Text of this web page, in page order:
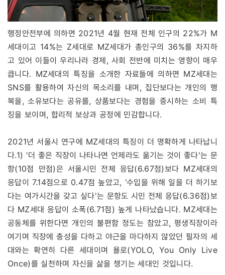
행정안전부에 의하면 2021년 4월 현재 전체 인구의 22%가 M
세대이고 14%는 Z세대로 MZ세대가 총인구의 36%를 차지하
고 있어 이들이 우리나라 경제, 사회 전반에 미치는 영향이 매우
큽니다. MZ세대의 특징을 소개한 자료들에 의하면 MZ세대는
SNS를 활용하여 자신의 목소리를 내며, 집단보다는 개인의 행
복을, 소유보다는 공유를, 상품보다는 경험을 중시하는 소비 특
징을 보이며, 합리적 보상과 공정에 민감합니다.
2021년 서울시 연구에 MZ세대의 특징이 더 명확하게 나타납니
다.1) '더 좋은 직장이 나타나면 언제라도 옮기는 것이 좋다'는 문
항(10점 만점)은 서울시민 전체 응답(6.67점)보다 MZ세대의
응답이 7.14점으로 0.47점 높았고, ‘수입을 위해 일을 더 하기보
다는 여가시간을 갖고 싶다'는 문항도 시민 전체 응답(6.36점)보
다 MZ세대 응답이 소폭(6.71점) 높게 나타났습니다. MZ세대는
공동체를 위한다면 개인의 불편함 정도는 참았고, 평생직장이라
여기며 직장에 충성을 다하고 야근을 마다하지 않았던 필자의 세
대와는 확연히 다른 세대이며 욜로(YOLO, You Only Live
Once)를 실천하며 자신을 삶을 챙기는 세대인 것입니다.